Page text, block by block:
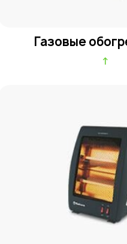
Газовые
↑